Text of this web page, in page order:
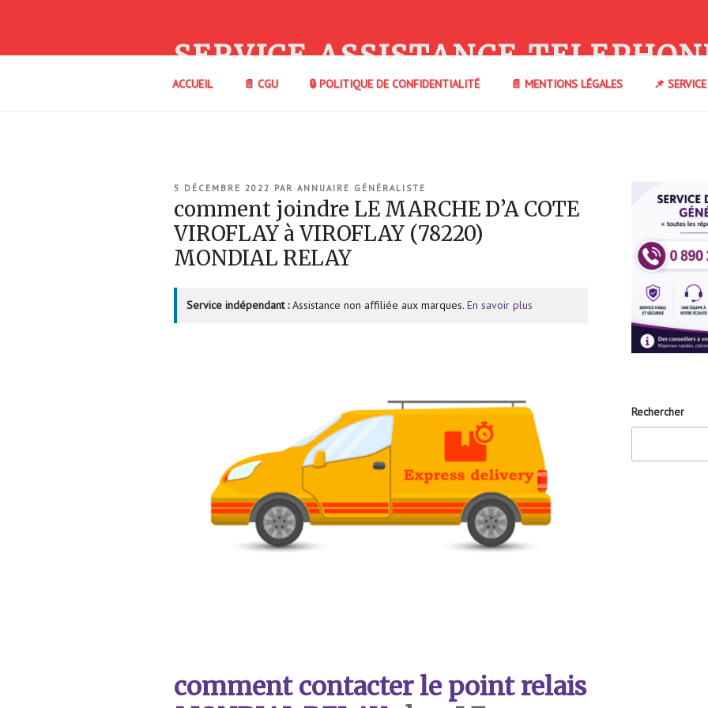
SERVICE ASSISTANCE
ACCUEIL 📄 CGU 🔒 POLITIQUE DE CONFIDENTIALITÉ 📄 MENTIONS LÉGALES 📌
PUBLIÉ
5 DÉCEMBRE 2022 PAR ANNUAIRE GÉNÉRALISTE
comment joindre LE MARCHE D’A COTE
VIROFLAY à VIROFLAY (78220)
MONDIAL RELAY
Service indépendant :Assistance non affiliée aux marques. En savoir plus
comment contacter le point relais
Rechercher